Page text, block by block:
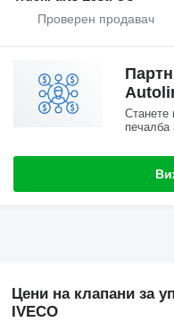
Станете
печалба
Цени на клапани за
IVECO